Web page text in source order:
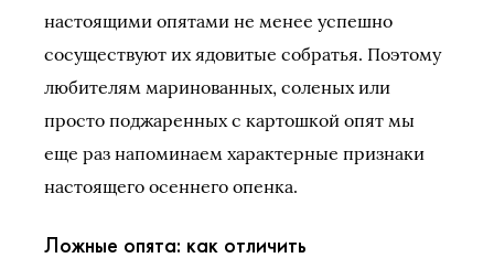
настоящими опятами не менее успешно
сосуществуют их ядовитые собратья. Поэтому
любителям маринованных, соленых или
просто поджаренных с картошкой опят мы
еще раз напоминаем характерные признаки
настоящего осеннего опенка.
Ложные опята: как отличить